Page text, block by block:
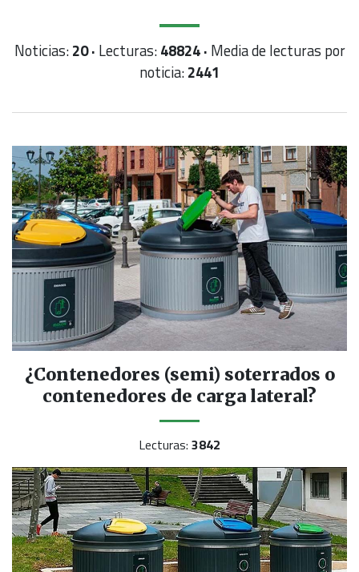
Noticias:20 · Lecturas:48824 · Media de lecturas por
noticia:2441
¿Contenedores (semi) soterrados o
contenedores de carga lateral?
Lecturas: 3842